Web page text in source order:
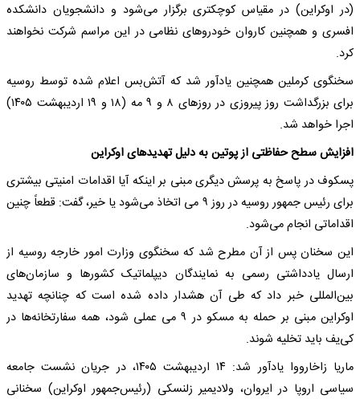
(در اوکراین) در مقیاس کوچکتری برگزار می‌شود و دانشجویان دانشکده
افسری و همچنین کاروان خودروهای نظامی در این مراسم شرکت نخواهند
کرد.
سخنگوی کرملین همچنین یادآور شد که آتش‌بس اعلام شده توسط روسیه
برای بزرگداشت روز پیروزی در روزهای ۸ و ۹ مه (۱۸ و ۱۹ اردیبهشت ۱۴۰۵)
اجرا خواهد شد.
افزایش سطح حفاظتی از پوتین به دلیل تهدیدهای اوکراین
پسکوف در پاسخ به پرسش دیگری مبنی بر اینکه آیا اقدامات امنیتی بیشتری
برای رئیس جمهور روسیه در روز ۹ می اتخاذ می‌شود یا خیر، گفت: قطعاً چنین
اقداماتی انجام می‌شود.
این سخنان پس از آن مطرح شد که سخنگوی وزارت امور خارجه روسیه از
ارسال یادداشتی رسمی به نمایندگان دیپلماتیک کشورها و سازمان‌های
بین‌المللی خبر داد که طی آن هشدار داده شده است که چنانچه تهدید
اوکراین مبنی بر حمله به مسکو در ۹ می عملی شود، همه سفارتخانه‌ها در
کی‌یف باید تخلیه شوند.
ماریا زاخارووا یادآور شد: ۱۴ اردیبهشت ۱۴۰۵، در جریان نشست جامعه
سیاسی اروپا در ایروان، ولادیمیر زلنسکی (رئیس‌جمهور اوکراین) سخنانی